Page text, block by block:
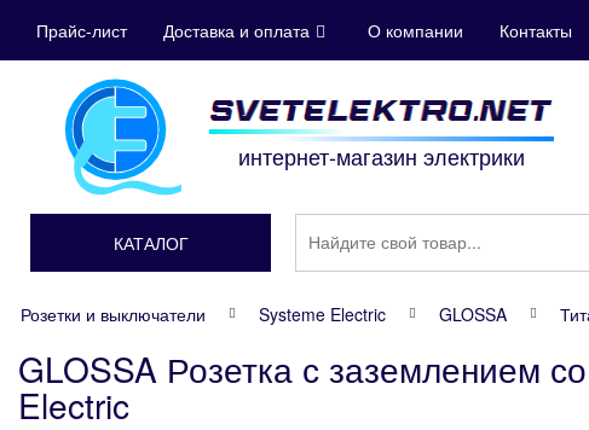
Прайс-лист Доставка и оплата О компании Контакты
интернет-магазин электрики
КАТАЛОГ
Розетки и выключатели Systeme Electric GLOSSA
GLOSSA Розетка с заземлением
Electric